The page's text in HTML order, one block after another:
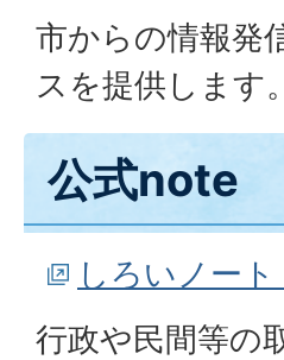
市からの情報発
スを提供します。
公式note
しろいノー
行政や民間等の